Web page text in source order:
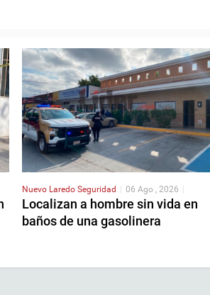
Nuevo Laredo Seguridad 06 Ago , 2026
Localizan a hombre sin vida en
baños de una gasolinera